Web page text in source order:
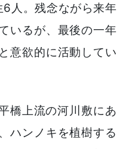
人。残念ながら来年
いるが、最後の一年
意欲的に活動してい
橋上流の河川敷にあ
ハンノキを植樹する